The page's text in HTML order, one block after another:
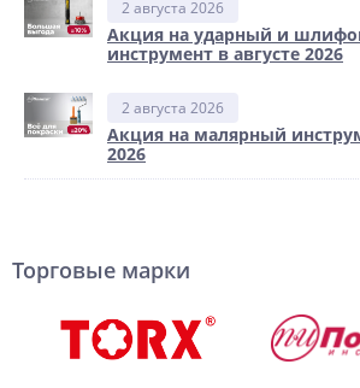
2 августа 2026
Акция на ударный и
инструмент в августе 2026
2 августа 2026
Акция на малярный
2026
Торговые марки